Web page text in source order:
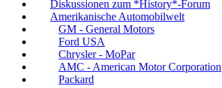
Diskussionen zum *History*-Forum
Amerikanische Automobilwelt
GM - General Motors
Ford USA
Chrysler - MoPar
AMC - American Motor Corporation
Packard